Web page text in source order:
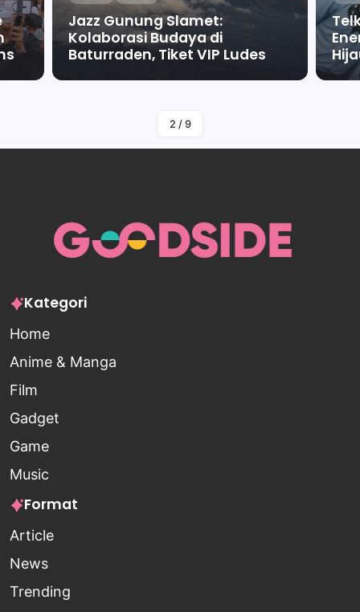
Jazz Gunung Slamet:
Kolaborasi Budaya di
Baturraden, Tiket VIP Ludes
By Falah Malaika Az Zahra
2 / 9
Kategori
Home
Anime & Manga
Film
Gadget
Game
Music
Format
Article
News
Trending